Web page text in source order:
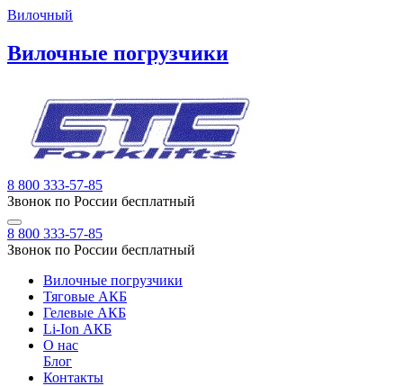
Вилочный
Вилочные погрузчики
8 800 333-57-85
Звонок по России бесплатный
8 800 333-57-85
Звонок по России бесплатный
Вилочные погрузчики
Тяговые АКБ
Гелевые АКБ
Li-Ion АКБ
О нас
Блог
Контакты